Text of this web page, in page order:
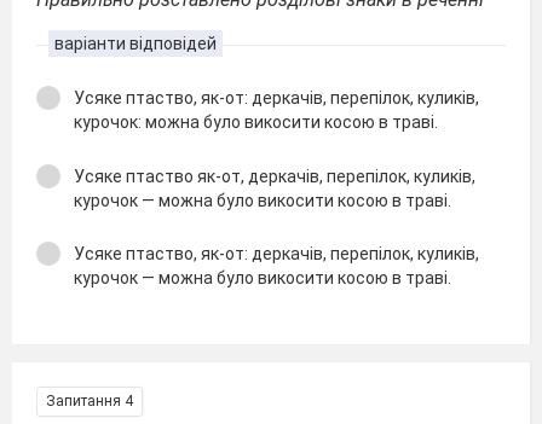
варіанти відповідей
Усяке птаство, як-от: деркачів, перепілок, куликів,
курочок: можна було викосити косою в траві.
Усяке птаство як-от, деркачів, перепілок, куликів,
курочок — можна було викосити косою в траві.
Усяке птаство, як-от: деркачів, перепілок, куликів,
курочок — можна було викосити косою в траві.
Запитання 4